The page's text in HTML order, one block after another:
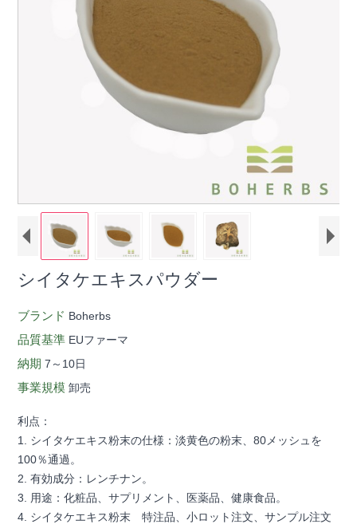
シイタケエキスパウダー
ブランド Boherbs
品質基準 EUファーマ
納期7～10日
事業規模卸売
利点：
1. シイタケエキス粉末の仕様：淡黄色の粉末、80メッシュを
100％通過。
2. 有効成分：レンチナン。
3. 用途：化粧品、サプリメント、医薬品、健康食品。
4. シイタケエキス粉末 特注品、小ロット注文、サンプル注文